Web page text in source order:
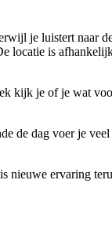
je luistert naar
locatie is
kijk je of je wat
de dag voer je
ervaring